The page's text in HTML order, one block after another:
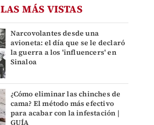
LAS MÁS VISTAS
Narcovolantes desde una
avioneta: el día que se le declaró
la guerra a los 'influencers' en
Sinaloa
¿Cómo eliminar las chinches de
cama? El método más efectivo
para acabar con la infestación |
GUÍA